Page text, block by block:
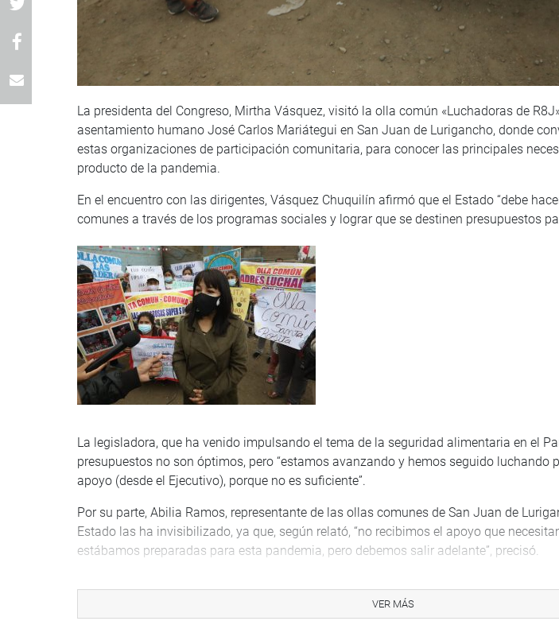
La presidenta del Congreso, Mirtha Vásquez, visitó la olla común «Luchadoras de
asentamiento humano José Carlos Mariátegui en San Juan de Lurigancho, donde
estas organizaciones de participación comunitaria, para conocer las principales
producto de la pandemia.
En el encuentro con las dirigentes, Vásquez Chuquilín afirmó que el Estado “debe
comunes a través de los programas sociales y lograr que se destinen presupuestos
La legisladora, que ha venido impulsando el tema de la seguridad alimentaria en el
presupuestos no son óptimos, pero “estamos avanzando y hemos seguido luchando
apoyo (desde el Ejecutivo), porque no es suficiente”.
Por su parte, Abilia Ramos, representante de las ollas comunes de San Juan de
Estado las ha invisibilizado, ya que, según relató, “no recibimos el apoyo que
estábamos preparadas para esta pandemia, pero debemos salir adelante”, precisó.
la presidenta del Congreso a quien agradeció por el trabajo realizado en favor de las
VER MÁS